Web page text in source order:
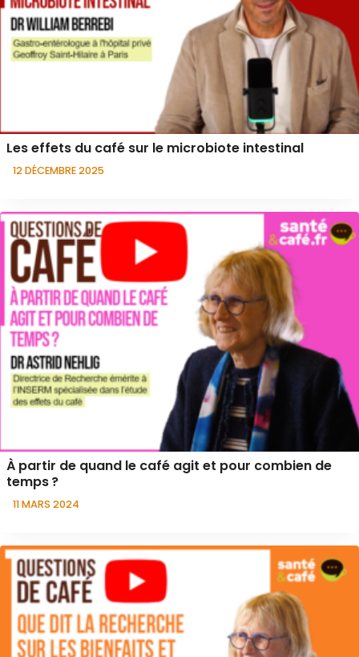
Les effets du café sur le microbiote intestinal
12 DÉCEMBRE 2025
À partir de quand le café agit et pour combien de
temps ?
11 MARS 2024